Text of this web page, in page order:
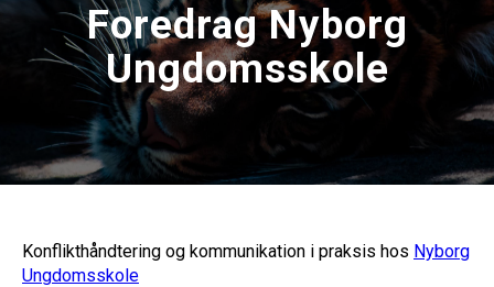
Foredrag Nyborg
Ungdomsskole
Konflikthåndtering og kommunikation i praksis hos Nyborg
Ungdomsskole